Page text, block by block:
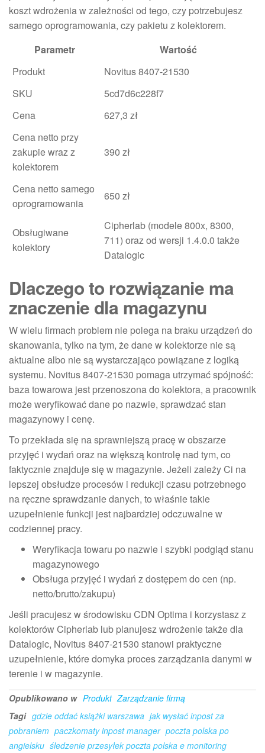
koszt wdrożenia w zależności od tego, czy potrzebujesz
samego oprogramowania, czy pakietu z kolektorem.
Parametr
Wartość
Produkt
Novitus 8407-21530
SKU
5cd7d6c228f7
Cena
627,3 zł
Cena netto przy
zakupie wraz z
kolektorem
390 zł
Cena netto samego
oprogramowania
650 zł
Obsługiwane
kolektory
Cipherlab (modele 800x, 8300,
711) oraz od wersji 1.4.0.0 także
Datalogic
Dlaczego to rozwiązanie ma
znaczenie dla magazynu
W wielu firmach problem nie polega na braku urządzeń do
skanowania, tylko na tym, że dane w kolektorze nie są
aktualne albo nie są wystarczająco powiązane z logiką
systemu. Novitus 8407-21530 pomaga utrzymać spójność:
baza towarowa jest przenoszona do kolektora, a pracownik
może weryfikować dane po nazwie, sprawdzać stan
magazynowy i cenę.
To przekłada się na sprawniejszą pracę w obszarze
przyjęć i wydań oraz na większą kontrolę nad tym, co
faktycznie znajduje się w magazynie. Jeżeli zależy Ci na
lepszej obsłudze procesów i redukcji czasu potrzebnego
na ręczne sprawdzanie danych, to właśnie takie
uzupełnienie funkcji jest najbardziej odczuwalne w
codziennej pracy.
Weryfikacja towaru po nazwie i szybki podgląd stanu
magazynowego
Obsługa przyjęć i wydań z dostępem do cen (np.
netto/brutto/zakupu)
Jeśli pracujesz w środowisku CDN Optima i korzystasz z
kolektorów Cipherlab lub planujesz wdrożenie także dla
Datalogic, Novitus 8407-21530 stanowi praktyczne
uzupełnienie, które domyka proces zarządzania danymi w
terenie i w magazynie.
Opublikowano w Produkt Zarządzanie firmą
Tagi gdzie oddać książki warszawa jak wysłać inpost za
pobraniem paczkomaty inpost manager poczta polska po
angielsku śledzenie przesyłek poczta polska e monitoring